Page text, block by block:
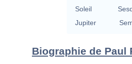
Soleil
Jupiter
Biographie de Paul